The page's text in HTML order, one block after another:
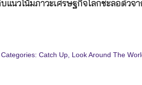
นวโน้มภาวะเศรษฐกิจโลกชะลอตัว
Categories: Catch Up Look Around The